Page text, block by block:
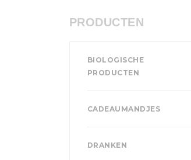
PRODUCTEN
BIOLOGISCHE
PRODUCTEN
CADEAUMANDJES
DRANKEN